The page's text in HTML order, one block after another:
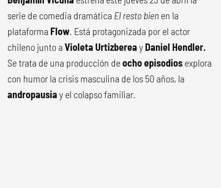
serie de comedia dramática El resto bien en la
plataforma Flow. Está protagonizada por el actor
chileno junto a Violeta Urtizberea y Daniel Hendler.
Se trata de una producción deocho episodios explora
con humor la crisis masculina de los 50 años, la
andropausia y el colapso familiar.